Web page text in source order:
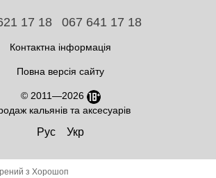
17 18 067 641 17 18
Контактна інформація
Повна версія сайту
© 2011—2026
кальянів та аксесуарів
Рус Укр
з Хорошоп